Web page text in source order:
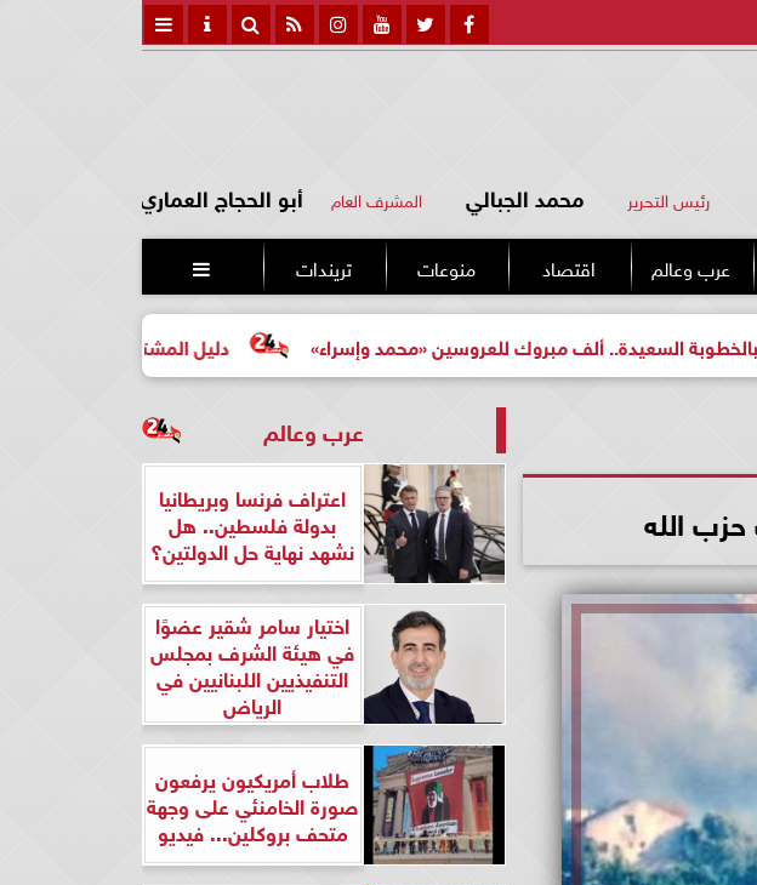
رئيس التحرير محمد الجبالي المشرف العام أبو الحجاج العماري
عرب وعالم اقتصاد منوعات تريندات 
دليل المشتري لأول مرة لاختيار مشروع ألف مبروك للعروسين «محمد وإسراء»
الله
عرب وعالم
اعتراف فرنسا وبريطانيا
بدولة فلسطين.. هل
نشهد نهاية حل الدولتين؟
اختيار سامر شقير عضوًا
في هيئة الشرف بمجلس
التنفيذيين اللبنانيين في
الرياض
طلاب أمريكيون يرفعون
صورة الخامنئي على وجهة
متحف بروكلين... فيديو